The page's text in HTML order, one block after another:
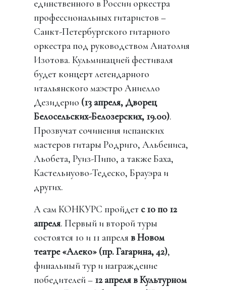
единственного в России оркестра
профессиональных гитаристов –
Санкт-Петербургского гитарного
оркестра под руководством Анатолия
Изотова. Кульминацией фестиваля
будет концерт легендарного
итальянского маэстро Аниелло
Дезидерио (13 апреля, Дворец
Белосельских-Белозерских, 19.00).
Прозвучат сочинения испанских
мастеров гитары Родриго, Альбениса,
Льобета, Руиз-Пипо, а также Баха,
Кастельнуово-Тедеско, Брауэра и
других.
А сам КОНКУРС пройдет с 10 по 12
апреля. Первый и второй туры
состоятся 10 и 11 апреляв Новом
театре «Алеко» (пр. Гагарина, 42),
финальный тур и награждение
победителей – 12 апреля в Культурном